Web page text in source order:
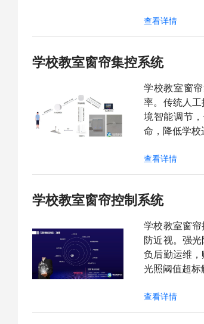
查看详情
学校教室窗帘集控系统
学校教室窗
率。传统人
境智能调节
命，降低学
查看详情
学校教室窗帘控制系统
学校教室窗
防近视。强
负后勤运维
光照阈值超
查看详情